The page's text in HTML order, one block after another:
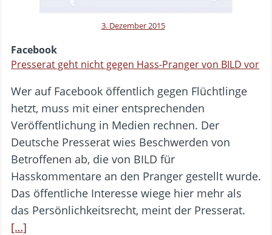
3. Dezember 2015
Facebook
Presserat geht nicht gegen Hass-Pranger von BILD vor
Wer auf Facebook öffentlich gegen Flüchtlinge
hetzt, muss mit einer entsprechenden
Veröffentlichung in Medien rechnen. Der
Deutsche Presserat wies Beschwerden von
Betroffenen ab, die von BILD für
Hasskommentare an den Pranger gestellt wurde.
Das öffentliche Interesse wiege hier mehr als
das Persönlichkeitsrecht, meint der Presserat.
[…]